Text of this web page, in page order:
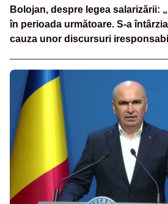
Bolojan, despre legea salarizării:
în perioada următoare. S-a
cauza unor discursuri